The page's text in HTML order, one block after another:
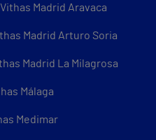
Madrid Aravaca
Madrid Arturo Soria
Madrid La Milagrosa
Málaga
Medimar